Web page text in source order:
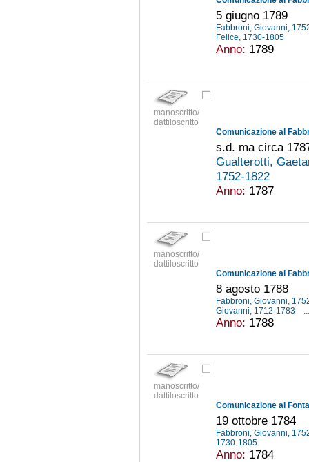
5 giugno 1789
Fabbroni, Giovanni,
Felice, 1730-1805
Anno: 1789
manoscritto/
dattiloscritto
s.d. ma circa
Gualterotti,
1752-1822
Anno: 1787
manoscritto/
dattiloscritto
8 agosto 1788
Fabbroni, Giovanni,
Giovanni, 1712-1783
Anno: 1788
manoscritto/
dattiloscritto
19 ottobre 1784
Fabbroni, Giovanni,
1730-1805
Anno: 1784